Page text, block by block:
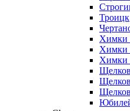
Троицк
Химки
Химки
Химки